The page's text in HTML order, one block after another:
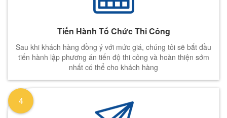
Tiến Hành Tổ Chức Thi Công
Sau khi khách hàng đồng ý với mức giá, chúng tôi sẽ bắt đầu
tiến hành lập phương án tiến độ thi công và hoàn thiện sớm
nhất có thể cho khách hàng
4